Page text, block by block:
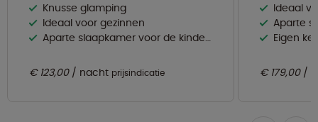
Knusse glamping
Ideaal voor gezinnen
Aparte slaapkamer voor de kinderen
€ 123,00 nacht prijsindicatie
Ideaal
Aparte
Eigen
€ 179,00